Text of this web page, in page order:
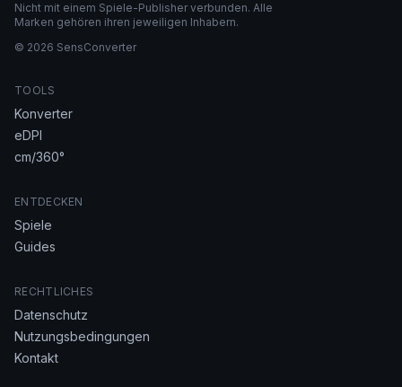
Nicht mit einem Spiele-Publisher verbunden. Alle
Marken gehören ihren jeweiligen Inhabern.
© 2026 SensConverter
TOOLS
Konverter
eDPI
cm/360°
ENTDECKEN
Spiele
Guides
RECHTLICHES
Datenschutz
Nutzungsbedingungen
Kontakt